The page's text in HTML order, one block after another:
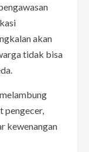
akan
tidak bisa
pengecer,
kewenangan